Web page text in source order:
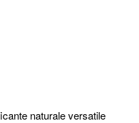
naturale versatile